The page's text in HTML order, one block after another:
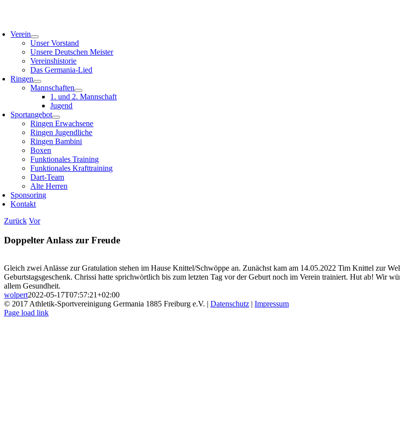
Verein
Unser Vorstand
Unsere Deutschen Meister
Vereinshistorie
Das Germania-Lied
Ringen
Mannschaften
1. und 2. Mannschaft
Jugend
Sportangebot
Ringen Erwachsene
Ringen Jugendliche
Ringen Bambini
Boxen
Funktionales Training
Funktionales Krafttraining
Dart-Team
Alte Herren
Sponsoring
Kontakt
Zurück Vor
Doppelter Anlass zur Freude
Gleich zwei Anlässe zur Gratulation stehen im Hause Knittel/Schwöppe an. Zunächst kam am 14.05.2022 Tim Knittel zur
Geburtstagsgeschenk. Chrissi hatte sprichwörtlich bis zum letzten Tag vor der Geburt noch im Verein trainiert. Hut ab! Wir
allem Gesundheit.
wolpert2022-05-17T07:57:21+02:00
© 2017 Athletik-Sportvereinigung Germania 1885 Freiburg e.V. | Datenschutz | Impressum
Instagram
Page load link